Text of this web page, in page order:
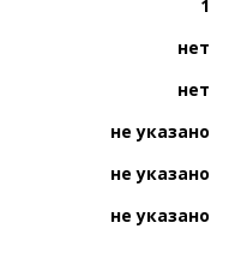
1
нет
нет
не указано
не указано
не указано